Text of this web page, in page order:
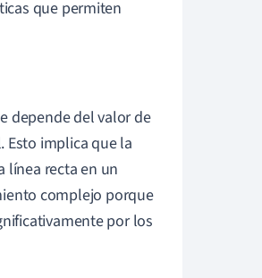
que permiten
depende del valor de
Esto implica que la
línea recta en un
complejo porque
por los